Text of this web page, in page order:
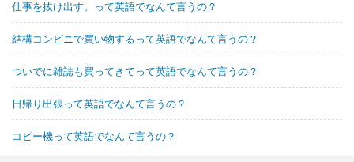
仕事を抜け出す。って英語でなんて言うの？
結構コンビニで買い物するって英語でなんて言うの？
ついでに雑誌も買ってきてって英語でなんて言うの？
日帰り出張って英語でなんて言うの？
コピー機って英語でなんて言うの？